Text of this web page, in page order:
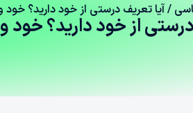
/ آیا تعریف درستی از خود دارید؟
درستی از خود دارید؟